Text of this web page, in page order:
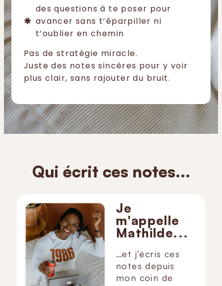
des questions à te poser pour
avancer sans t’éparpiller ni
t’oublier en chemin
Pas de stratégie miracle.
Juste des notes sincères pour y voir
plus clair, sans rajouter du bruit.
Qui écrit ces notes...
Je
m'appelle
Mathilde...
…et j’écris ces
notes depuis
mon coin de